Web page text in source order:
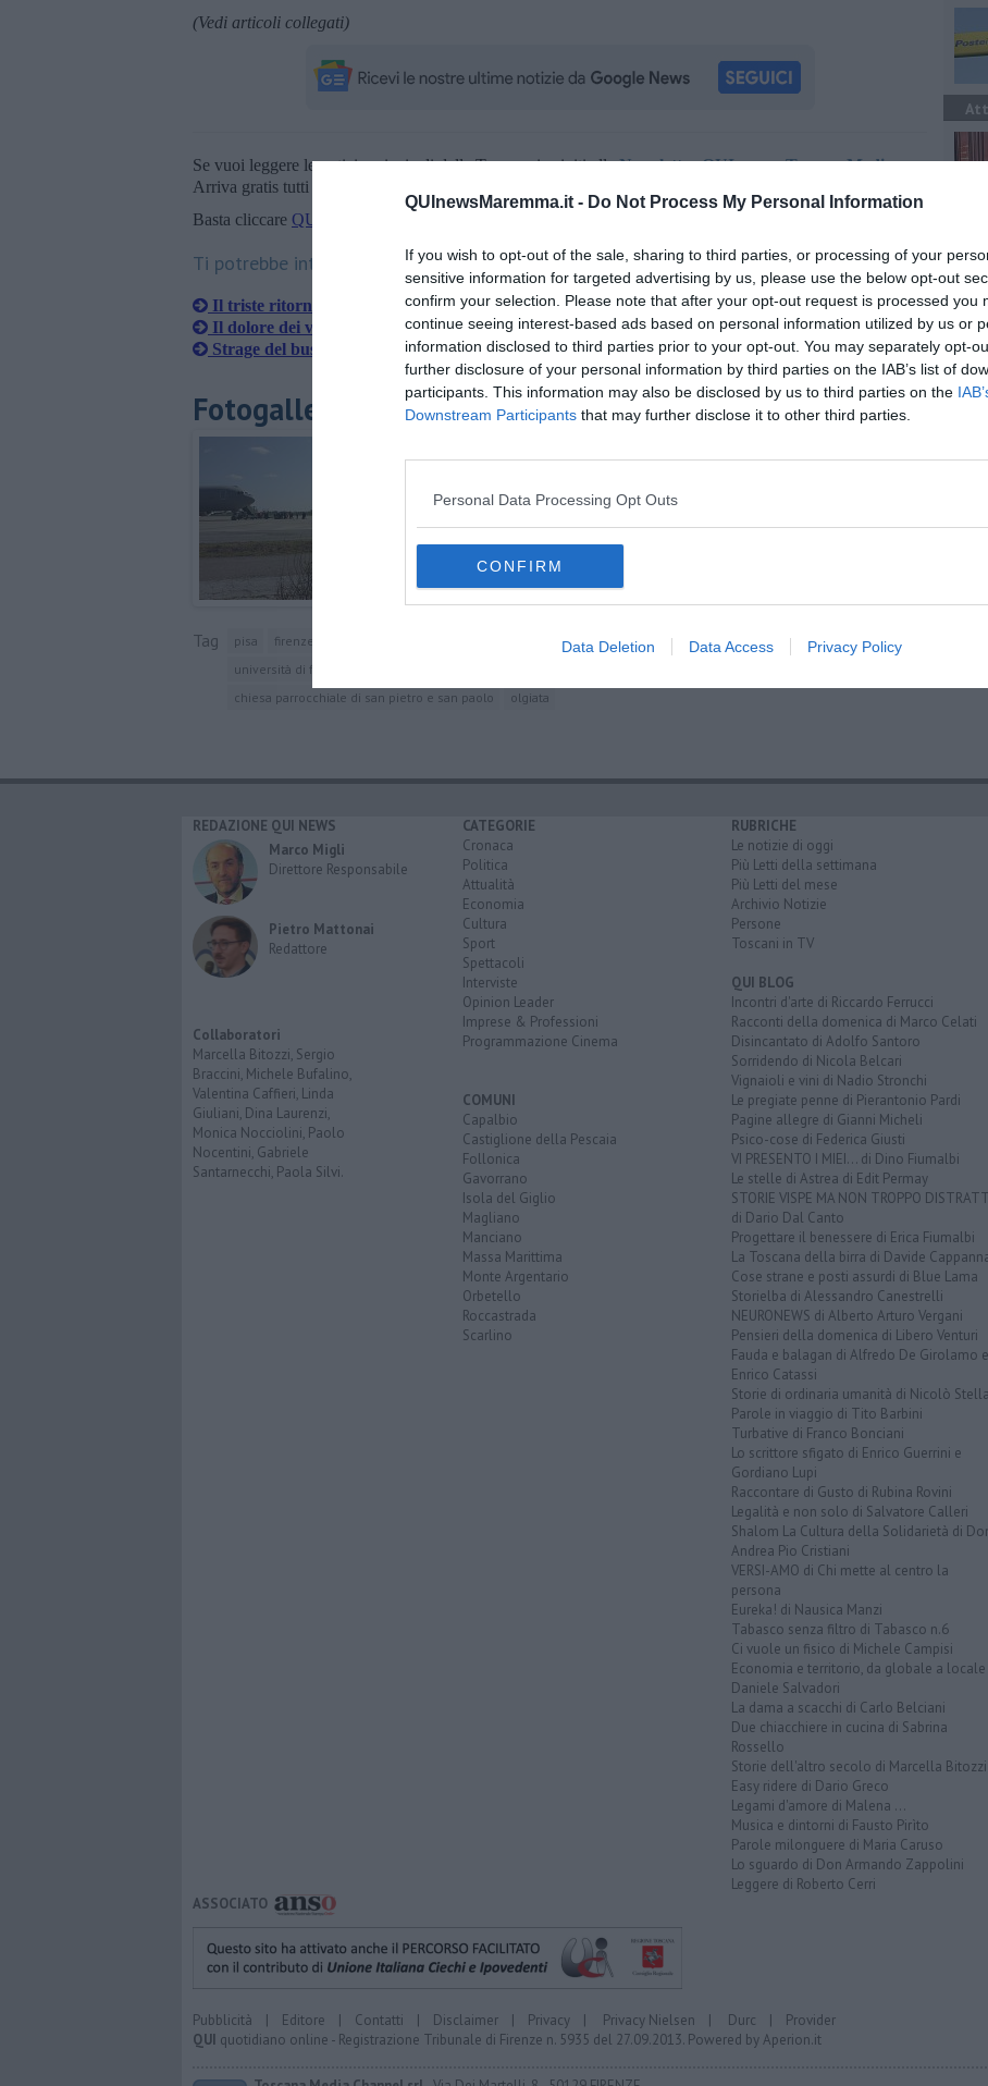
QUInewsMaremma.it - Do Not Process My Personal Information
If you wish to opt-out of the sale, sharing to third parties, or processing of your
sensitive information for targeted advertising by us, please use the below opt-out
confirm your selection. Please note that after your opt-out request is processed you
continue seeing interest-based ads based on personal information utilized by us or
information disclosed to third parties prior to your opt-out. You may separately opt-
further disclosure of your personal information by third parties on the IAB’s list of
participants. This information may also be disclosed by us to third parties on the
Downstream Participants that may further disclose it to other third parties.
Personal Data Processing Opt Outs
CONFIRM
Data Deletion Data Access Privacy Policy
(Vedi articoli collegati)
Se vuoi leggere le notizie principali della Toscana iscriviti allaNewsletter QUInews - ToscanaMedia.
Arriva gratis tutti i giorni alle 20:00 direttamente nella tua casella di posta.
Basta cliccare QUI
Ti potrebbe interessare anche:
Il triste ritorno di Elena, Valentina e Lucrezia
Il dolore dei vescovi per le vittime in Catalogna
Strage del bus, è morta anche Lucrezia
Fotogallery
Tag pisa firenze governo italiano maria elena boschi
enrico rossi
università di firenze
chiesa parrocchiale di san pietro e san paolo
olgiata
REDAZIONE QUI NEWS
Marco Migli
Direttore Responsabile
Pietro Mattonai
Redattore
Collaboratori
Marcella Bitozzi, Sergio
Braccini, Michele Bufalino,
Valentina Caffieri, Linda
Giuliani, Dina Laurenzi,
Monica Nocciolini, Paolo
Nocentini, Gabriele
Santarnecchi, Paola Silvi.
CATEGORIE
Cronaca
Politica
Attualità
Economia
Cultura
Sport
Spettacoli
Interviste
Opinion Leader
Imprese & Professioni
Programmazione Cinema
COMUNI
Capalbio
Castiglione della Pescaia
Follonica
Gavorrano
Isola del Giglio
Magliano
Manciano
Massa Marittima
Monte Argentario
Orbetello
Roccastrada
Scarlino
RUBRICHE
Le notizie di oggi
Più Letti della settimana
Più Letti del mese
Archivio Notizie
Persone
Toscani in TV
QUI BLOG
Incontri d'arte di Riccardo Ferrucci
Racconti della domenica di Marco Celati
Disincantato di Adolfo Santoro
Sorridendo di Nicola Belcari
Vignaioli e vini di Nadio Stronchi
Le pregiate penne di Pierantonio Pardi
Pagine allegre di Gianni Micheli
Psico-cose di Federica Giusti
VI PRESENTO I MIEI... di Dino Fiumalbi
Le stelle di Astrea di Edit Permay
STORIE VISPE MA NON TROPPO
di Dario Dal Canto
Progettare il benessere di Erica Fiumalbi
La Toscana della birra di Davide
Cose strane e posti assurdi di Blue Lama
Storielba di Alessandro Canestrelli
NEURONEWS di Alberto Arturo Vergani
Pensieri della domenica di Libero Venturi
Fauda e balagan di Alfredo De Girolamo e
Enrico Catassi
Storie di ordinaria umanità di Nicolò Stella
Parole in viaggio di Tito Barbini
Turbative di Franco Bonciani
Lo scrittore sfigato di Enrico Guerrini e
Gordiano Lupi
Raccontare di Gusto di Rubina Rovini
Legalità e non solo di Salvatore Calleri
Shalom La Cultura della Solidarietà di
Andrea Pio Cristiani
VERSI-AMO di Chi mette al centro la
persona
Eureka! di Nausica Manzi
Tabasco senza filtro di Tabasco n.6
Ci vuole un fisico di Michele Campisi
Economia e territorio, da globale a locale
Daniele Salvadori
La dama a scacchi di Carlo Belciani
Due chiacchiere in cucina di Sabrina
Rossello
Storie dell'altro secolo di Marcella Bitozzi
Easy ridere di Dario Greco
Legami d'amore di Malena ...
Musica e dintorni di Fausto Pirìto
Parole milonguere di Maria Caruso
Lo sguardo di Don Armando Zappolini
Leggere di Roberto Cerri
ASSOCIATO
Pubblicità | Editore | Contatti | Disclaimer | Privacy | Privacy Nielsen | Durc | Provider
QUI quotidiano online - Registrazione Tribunale di Firenze n. 5935 del 27.09.2013. Powered byAperion.it